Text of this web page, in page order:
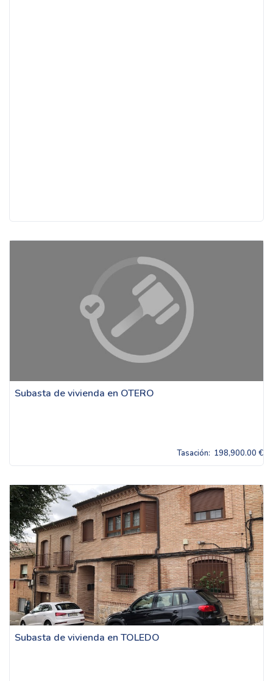
Subasta de vivienda en OTERO
Tasación: 198,900.00 €
Subasta de vivienda en TOLEDO